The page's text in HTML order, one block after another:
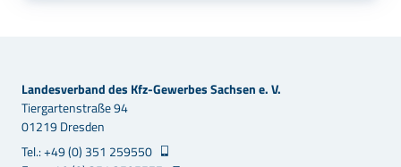
Landesverband des Kfz-Gewerbes Sachsen e. V.
Tiergartenstraße 94
01219 Dresden
Tel.: +49 (0) 351 259550